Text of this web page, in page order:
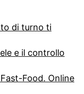
di turno ti
e il controllo
Food. Online